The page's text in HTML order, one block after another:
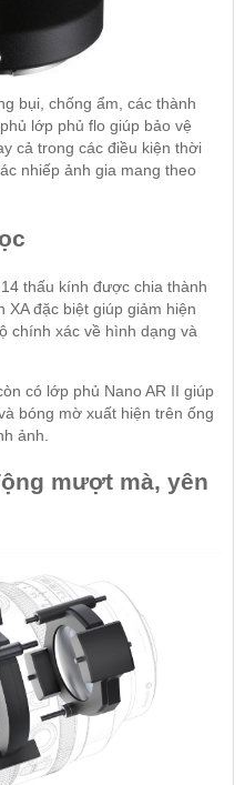
bụi, chống ẩm, các thành
lớp phủ flo giúp bảo vệ
cả trong các điều kiện thời
nhiếp ảnh gia mang theo
thấu kính được chia thành
XA đặc biệt giúp giảm hiện
chính xác về hình dạng và
có lớp phủ Nano AR II giúp
bóng mờ xuất hiện trên ống
ảnh.
mượt mà, yên